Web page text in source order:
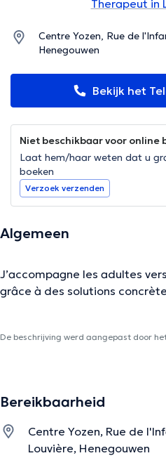
Therapeut in
Centre Yozen, Rue de
Henegouwen
Bekijk het
Niet beschikbaar voor online
Laat hem/haar weten dat u
boeken
Verzoek verzenden
Algemeen
J’accompagne les adultes
grâce à des solutions
De beschrijving werd aangepast door
Bereikbaarheid
Centre Yozen, Rue de
Louvière, Henegouwen